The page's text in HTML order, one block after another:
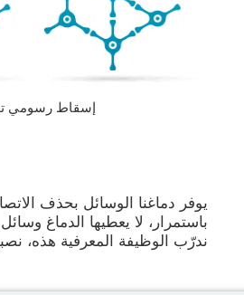
إسقاط رسومي
يوفر دماغنا الوسائل بحذف
باستمرار، لا يعطيها الدماغ
ندرّب الوظيفة المعرفية هذه،